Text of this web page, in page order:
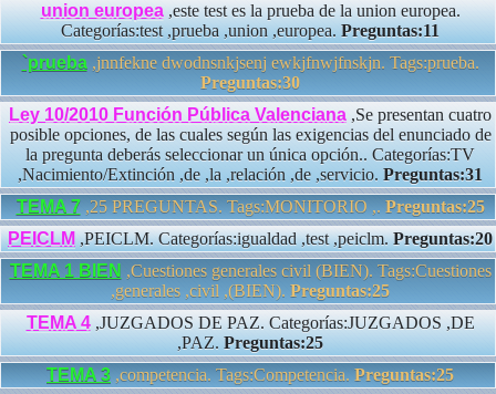
union europea,este test es la prueba de la union europea.
Categorías:test ,prueba ,union ,europea. Preguntas:11
`prueba,jnnfekne dwodnsnkjsenj ewkjfnwjfnskjn. Tags:prueba.
Preguntas:30
Ley 10/2010 Función Pública Valenciana ,Se presentan cuatro
posible opciones, de las cuales según las exigencias del enunciado de
la pregunta deberás seleccionar un única opción.. Categorías:TV
,Nacimiento/Extinción ,de ,la ,relación ,de ,servicio. Preguntas:31
TEMA 7,25 PREGUNTAS. Tags:MONITORIO ,. Preguntas:25
PEICLM,PEICLM. Categorías:igualdad ,test ,peiclm.Preguntas:20
TEMA 1 BIEN ,Cuestiones generales civil (BIEN). Tags:Cuestiones
,generales ,civil ,(BIEN). Preguntas:25
TEMA 4,JUZGADOS DE PAZ. Categorías:JUZGADOS ,DE
,PAZ.Preguntas:25
TEMA 3 ,competencia. Tags:Competencia. Preguntas:25